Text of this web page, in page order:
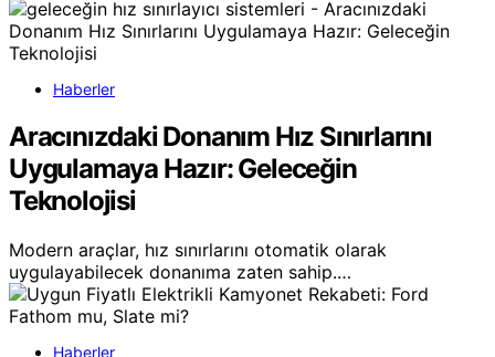
Haberler
Aracınızdaki Donanım Hız Sınırlarını
Uygulamaya Hazır: Geleceğin
Teknolojisi
Modern araçlar, hız sınırlarını otomatik olarak
uygulayabilecek donanıma zaten sahip.…
Haberler